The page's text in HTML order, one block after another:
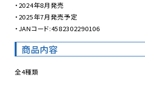
・2024年8月発売
・2025年7月発売予定
・JANコード:4582302290106
商品内容
全4種類